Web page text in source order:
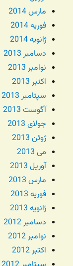
مارس 2014
فوریه 2014
ژانویه 2014
دسامبر 2013
نوامبر 2013
اکتبر 2013
سپتامبر 2013
آگوست 2013
جولای 2013
ژوئن 2013
می 2013
آوریل 2013
مارس 2013
فوریه 2013
ژانویه 2013
دسامبر 2012
نوامبر 2012
اکتبر 2012